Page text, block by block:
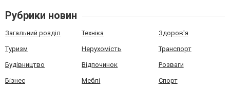
Рубрики новин
Загальний розділ Техніка Здоров'я
Туризм Нерухомість Транспорт
Будівництво Відпочинок Розваги
Бізнес Меблі Спорт